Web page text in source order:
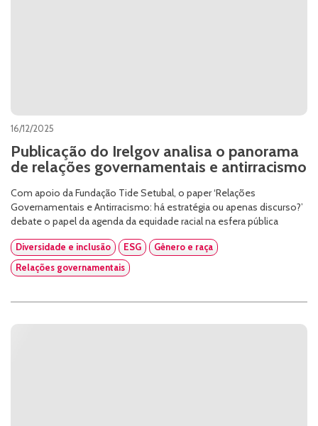
16/12/2025
Publicação do Irelgov analisa o panorama
de relações governamentais e antirracismo
Com apoio da Fundação Tide Setubal, o paper ‘Relações
Governamentais e Antirracismo: há estratégia ou apenas discurso?’
debate o papel da agenda da equidade racial na esfera pública
Diversidade e inclusão ESG
Gênero e raça
Relações governamentais